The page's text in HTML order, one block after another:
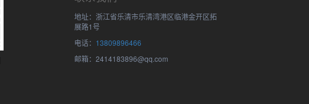
地址：浙江省乐清市乐清湾港区临港金开区拓
展路1号
电话： 13809896466
邮箱：2414183896@qq.com